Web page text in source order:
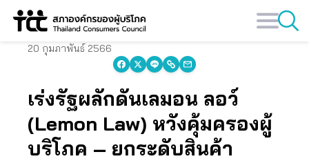
Skip
20 กุมภาพันธ์ 2566
เร่งรัฐผลักดันเลมอน ลอว์
(Lemon Law) หวังคุ้มครองผู้
บริโภค – ยกระดับสินค้า